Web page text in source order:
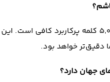
دقیق‌تر خواهد بود.
جهان دارد؟